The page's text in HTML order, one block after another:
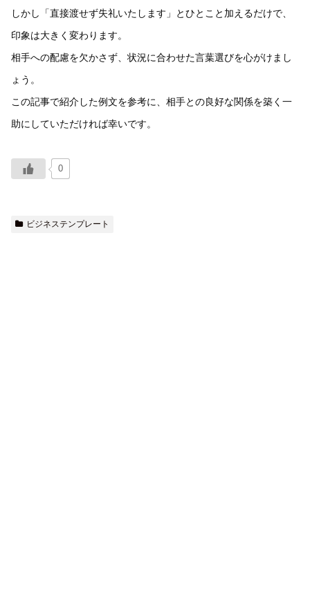
しかし「直接渡せず失礼いたします」とひとこと加えるだけで、
印象は大きく変わります。
相手への配慮を欠かさず、状況に合わせた言葉選びを心がけまし
ょう。
この記事で紹介した例文を参考に、相手との良好な関係を築く一
助にしていただければ幸いです。
0
ビジネステンプレート